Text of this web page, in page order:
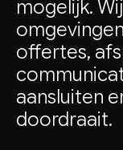
mogelijk. Wij
omgevingen
offertes,
aansluiten
doordraait.